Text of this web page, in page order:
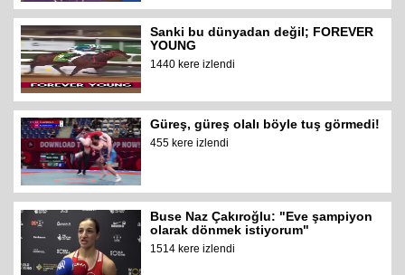
Sanki bu dünyadan değil; FOREVER
YOUNG
1440 kere izlendi
Güreş, güreş olalı böyle tuş görmedi!
455 kere izlendi
Buse Naz Çakıroğlu: "Eve şampiyon
olarak dönmek istiyorum"
1514 kere izlendi